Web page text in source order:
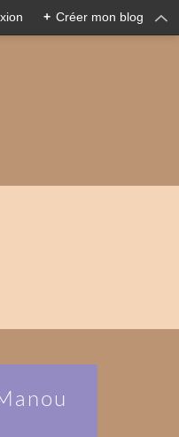
+ Créer mon blog